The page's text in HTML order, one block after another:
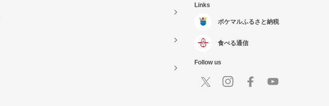
Links
ポケマルふるさと納税
食べる通信
Follow us